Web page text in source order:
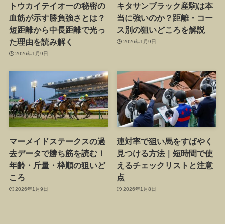
トウカイテイオーの秘密の
血筋が示す勝負強さとは？
短距離から中長距離で光っ
た理由を読み解く
2026年1月9日
キタサンブラック産駒は本
当に強いのか？距離・コー
ス別の狙いどころを解説
2026年1月9日
マーメイドステークスの過
去データで勝ち筋を読む！
年齢・斤量・枠順の狙いど
ころ
2026年1月9日
連対率で狙い馬をすばやく
見つける方法｜短時間で使
えるチェックリストと注意
点
2026年1月8日